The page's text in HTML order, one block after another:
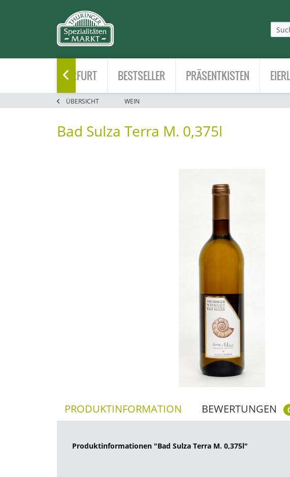
ERFURT BESTSELLER PRÄSENTKISTEN

ÜBERSICHT WEIN
Bad Sulza Terra M. 0,375l
PRODUKTINFORMATION BEWERTUNGEN
Produktinformationen "Bad Sulza Terra M. 0,375l"